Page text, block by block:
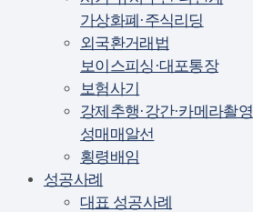
가상화폐·주식리딩
외국환거래법
보이스피싱·대포통장
보험사기
강제추행·강간·카메라촬영
성매매알선
횡령배임
성공사례
대표 성공사례